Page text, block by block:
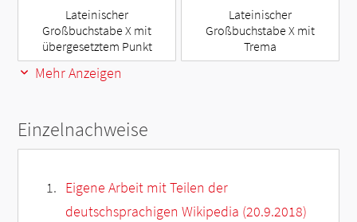
Lateinischer
Großbuchstabe X mit
übergesetztem Punkt
Lateinischer
Großbuchstabe X mit
Trema
Mehr Anzeigen
Einzelnachweise
Eigene Arbeit mit Teilen der
deutschsprachigen Wikipedia (20.9.2018)